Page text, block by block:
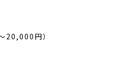
20,000円）